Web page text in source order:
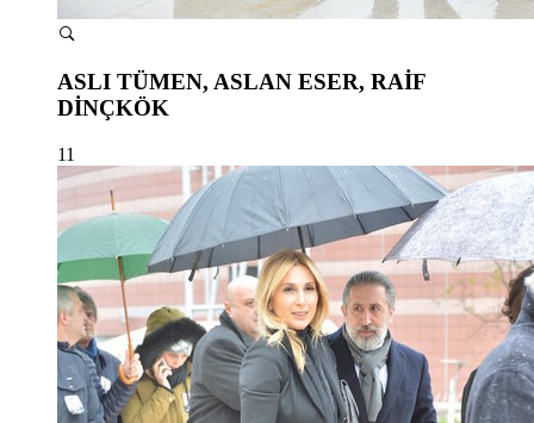
ASLI TÜMEN, ASLAN ESER, RAİF
DİNÇKÖK
11